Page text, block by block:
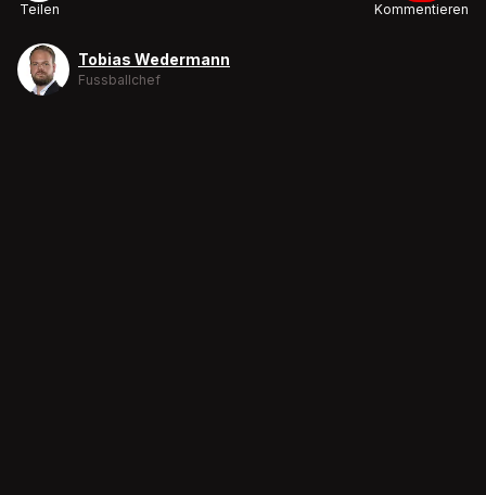
Teilen Kommentieren
Tobias Wedermann
Fussballchef